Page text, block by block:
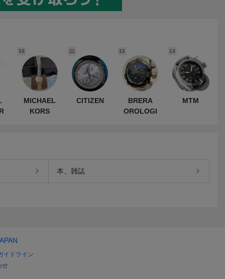
10
MICHAEL
KORS
11
CITIZEN
12
BRERA
OROLOGI
13
MTM
本、雑誌
イドライン
せ